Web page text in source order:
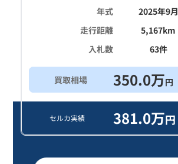
年式
2025年9月
走行距離
5,167km
入札数
63件
買取相場 350.0万円
セルカ実績 381.0万円